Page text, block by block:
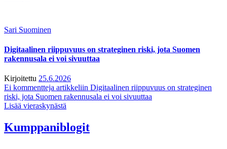
Sari Suominen
Digitaalinen riippuvuus on strateginen riski, jota Suomen
rakennusala ei voi sivuuttaa
Kirjoitettu 25.6.2026
Ei kommentteja artikkeliin Digitaalinen riippuvuus on strateginen
riski, jota Suomen rakennusala ei voi sivuuttaa
Lisää vieraskynästä
Kumppaniblogit